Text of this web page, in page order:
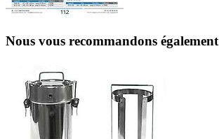
Nous vous recommandons également